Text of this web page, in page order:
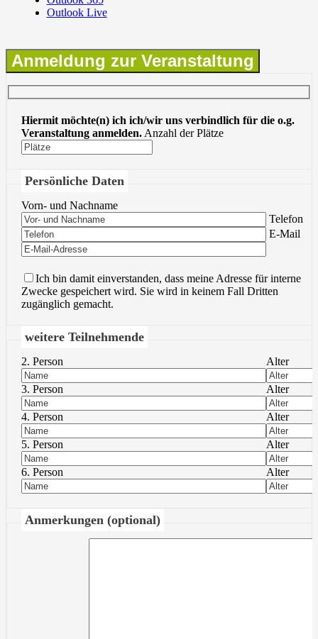
Outlook Live
Anmeldung zur Veranstaltung
Hiermit möchte(n) ich ich/wir uns verbindlich für die o.g.
Veranstaltung anmelden. Anzahl der Plätze
Persönliche Daten
Vorn- und Nachname
Bitte lasse
Telefon
Bitte lasse
E-Mail
Ich bin damit einverstanden, dass meine Adresse für interne
Zwecke gespeichert wird. Sie wird in keinem Fall Dritten
zugänglich gemacht.
weitere Teilnehmende
2. Person Alter
3. Person Alter
4. Person Alter
5. Person Alter
6. Person Alter
Anmerkungen (optional)